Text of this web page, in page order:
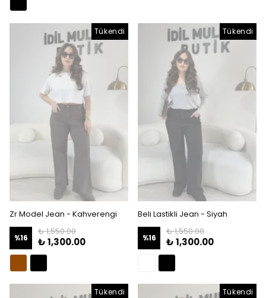
Tükendi
Zr Model Jean - Kahverengi
%16
₺ 1,550.00
₺ 1,300.00
Tükendi
Beli Lastikli Jean - Siyah
%16
₺ 1,550.00
₺ 1,300.00
Tükendi Tükendi